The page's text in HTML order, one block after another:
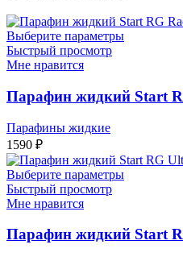
Выберите параметры
Быстрый просмотр
Мне нравится
Парафин жидкий Start
Парафины жидкие
1590 ₽
Выберите параметры
Быстрый просмотр
Мне нравится
Парафин жидкий Start